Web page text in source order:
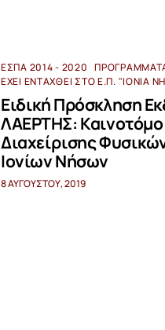
ΕΣΠΑ 2014 - 2020
ΈΧΕΙ ΕΝΤΑΧΘΕΊ ΣΤΟ Ε.Π. "ΙΌΝΙΑ
Ειδική Πρόσκληση
ΛΑΕΡΤΗΣ:
Διαχείρισης
Ιονίων Νήσων
8 ΑΥΓΟΎΣΤΟΥ, 2019